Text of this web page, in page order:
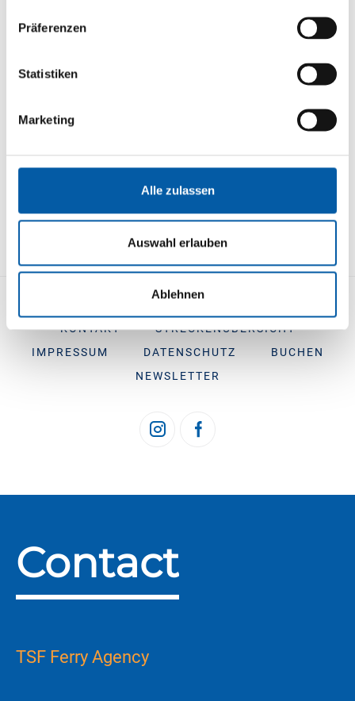
Präferenzen
Statistiken
Marketing
Alle zulassen
Auswahl erlauben
Ablehnen
mind, you can revoke your agreement free of
privacy policy.
SUBMIT
KONTAKT
STRECKENÜBERSICHT
IMPRESSUM
DATENSCHUTZ
BUCHEN
NEWSLETTER
Contact
TSF Ferry Agency